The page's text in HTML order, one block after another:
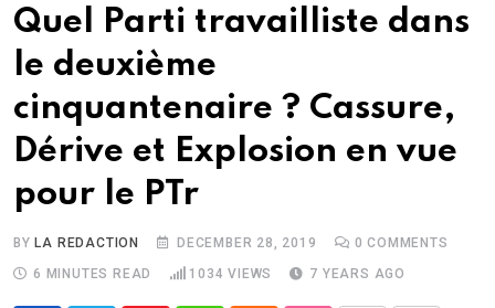
Quel Parti travailliste dans
le deuxième
cinquantenaire ? Cassure,
Dérive et Explosion en vue
pour le PTr
BYLA REDACTION DECEMBER 28, 2019 0 COMMENTS
6 MINUTES READ
1034 VIEWS 7 YEARS AGO